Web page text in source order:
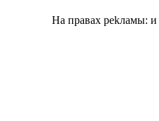
На правах pekлaмы: и